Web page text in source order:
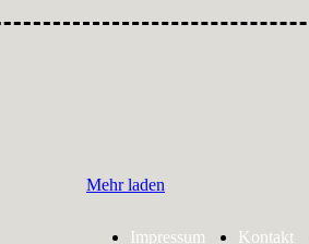
Mehr laden
Impressum Kontakt